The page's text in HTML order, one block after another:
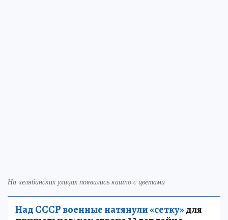
На челябинских улицах появились кашпо с цветами
Над СССР военные натянули «сетку»для